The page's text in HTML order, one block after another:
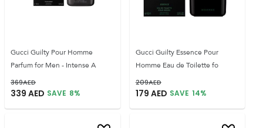
Gucci Guilty Pour Homme
Parfum for Men - Intense A
369AED
339 AED SAVE 8%
Gucci Guilty Essence Pour
Homme Eau de Toilette fo
209AED
179 AED SAVE 14%